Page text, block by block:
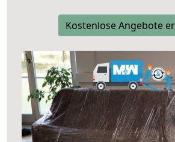
Kostenlose Angebote